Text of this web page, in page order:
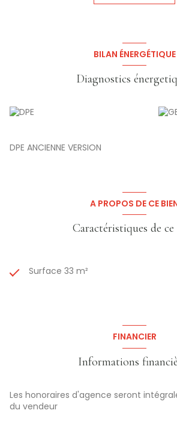
Prix de vente : 60 000 €(honoraires à
exposé sont disponibles sur le site
www.georisques.gouv.frBILAN ÉNERGÉTIQUE
Diagnostics
DPE ANCIENNE VERSION
A PROPOS DE CE
Caractéristiques de ce
Surface 33 m²
FINANCIER
Informations
Les honoraires d'agence seront
du vendeur